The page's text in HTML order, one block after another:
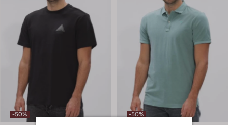
-50% -50%